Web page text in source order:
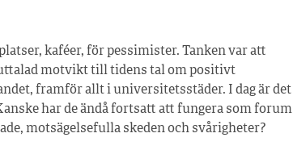
kaféer, för pessimister. Tanken var att
motvikt till tidens tal om positivt
framför allt i universitetsstäder. I dag är det
har de ändå fortsatt att fungera som forum
motsägelsefulla skeden och svårigheter?